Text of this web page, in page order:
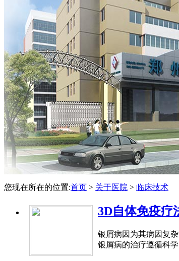
您现在所在的位置:首页 > 关于医院 > 临床技术
3D自体免疫疗
银屑病因为其病因复
银屑病的治疗遵循科